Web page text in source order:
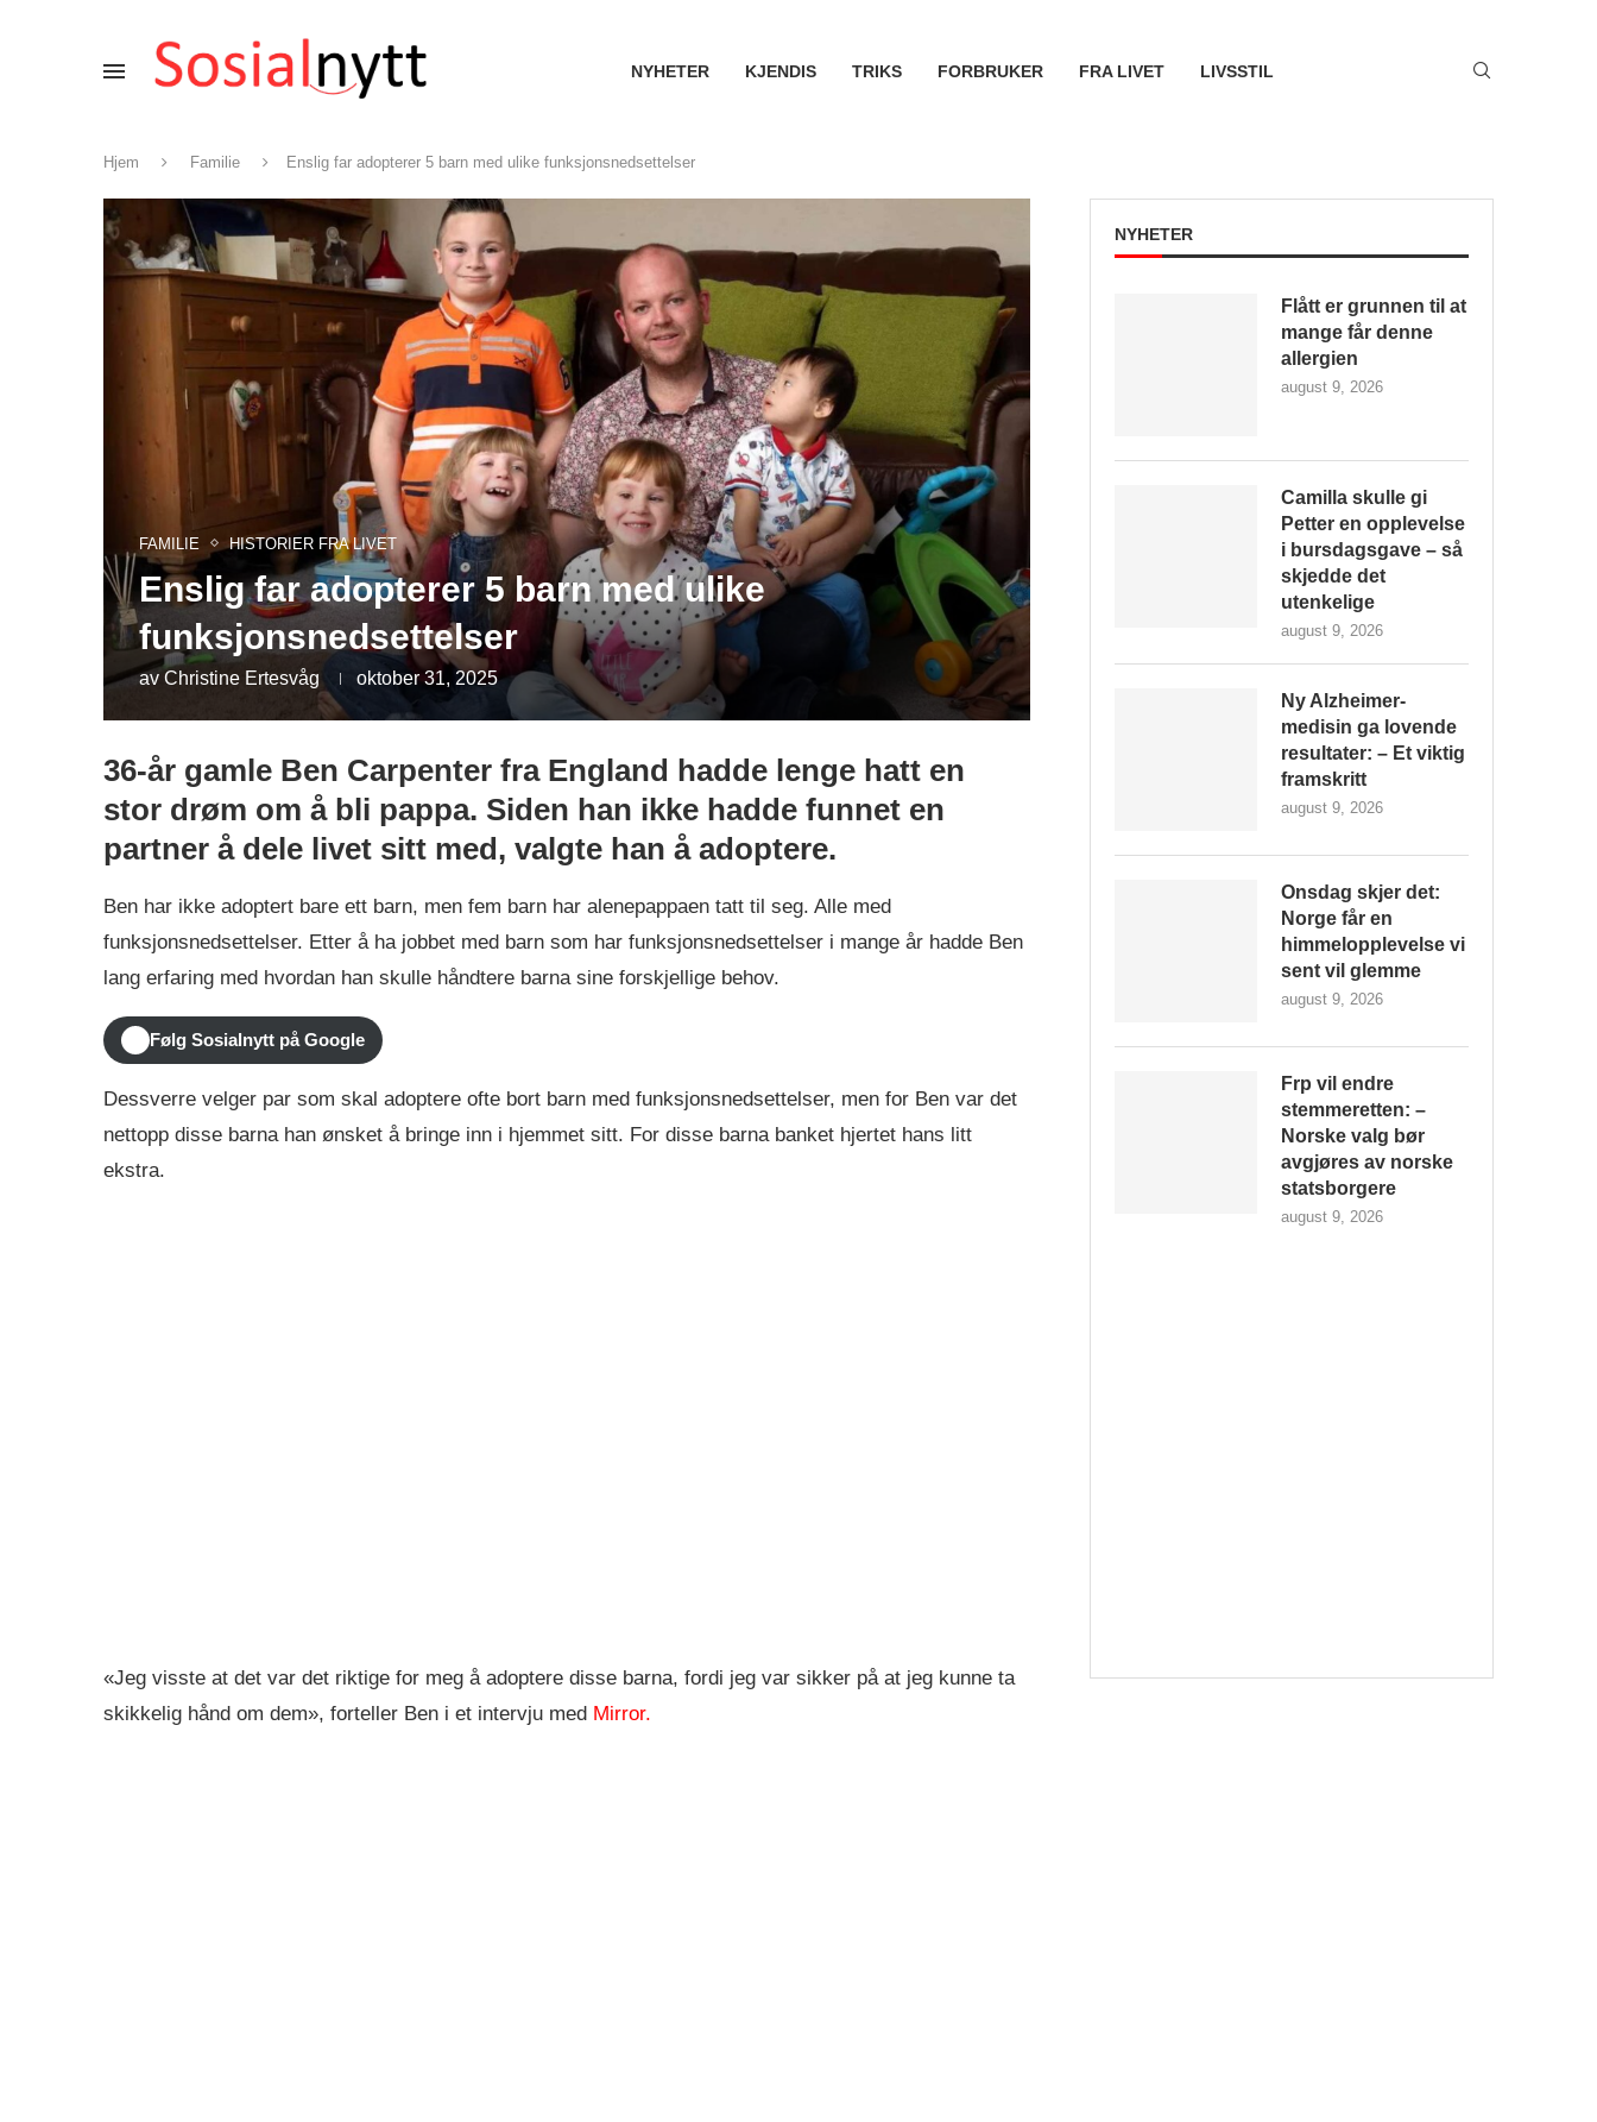
NYHETER KJENDIS TRIKS FORBRUKER FRA LIVET LIVSSTIL
Hjem Familie Enslig far adopterer 5 barn med ulike funksjonsnedsettelser
FAMILIE HISTORIER FRA LIVET
Enslig far adopterer 5 barn med ulike
funksjonsnedsettelser
av Christine Ertesvåg oktober 31, 2025
36-år gamle Ben Carpenter fra England hadde lenge hatt en
stor drøm om å bli pappa. Siden han ikke hadde funnet en
partner å dele livet sitt med, valgte han å adoptere.
Ben har ikke adoptert bare ett barn, men fem barn har alenepappaen tatt til seg. Alle med
funksjonsnedsettelser. Etter å ha jobbet med barn som har funksjonsnedsettelser i mange år hadde Ben
lang erfaring med hvordan han skulle håndtere barna sine forskjellige behov.
Følg Sosialnytt på Google
Dessverre velger par som skal adoptere ofte bort barn med funksjonsnedsettelser, men for Ben var det
nettopp disse barna han ønsket å bringe inn i hjemmet sitt. For disse barna banket hjertet hans litt
ekstra.
«Jeg visste at det var det riktige for meg å adoptere disse barna, fordi jeg var sikker på at jeg kunne ta
skikkelig hånd om dem», forteller Ben i et intervju med Mirror.
NYHETER
Flått er grunnen til at
mange får denne
allergien
august 9, 2026
Camilla skulle gi
Petter en opplevelse
i bursdagsgave – så
skjedde det
utenkelige
august 9, 2026
Ny Alzheimer-
medisin ga lovende
resultater: – Et viktig
framskritt
august 9, 2026
Onsdag skjer det:
Norge får en
himmelopplevelse vi
sent vil glemme
august 9, 2026
Frp vil endre
stemmeretten: –
Norske valg bør
avgjøres av norske
statsborgere
august 9, 2026